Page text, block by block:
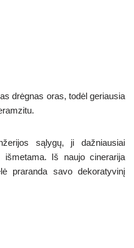
drėgnas oras, todėl geriausia
sąlygų, ji dažniausiai
Iš naujo cinerarija
praranda savo dekoratyvinį